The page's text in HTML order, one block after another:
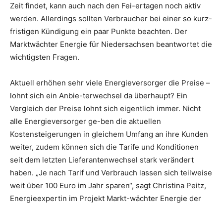
Zeit findet, kann auch nach den Fei-ertagen noch aktiv
werden. Allerdings sollten Verbraucher bei einer so kurz-
fristigen Kündigung ein paar Punkte beachten. Der
Marktwächter Energie für Niedersachsen beantwortet die
wichtigsten Fragen.
Aktuell erhöhen sehr viele Energieversorger die Preise –
lohnt sich ein Anbie-terwechsel da überhaupt? Ein
Vergleich der Preise lohnt sich eigentlich immer. Nicht
alle Energieversorger ge-ben die aktuellen
Kostensteigerungen in gleichem Umfang an ihre Kunden
weiter, zudem können sich die Tarife und Konditionen
seit dem letzten Lieferantenwechsel stark verändert
haben. „Je nach Tarif und Verbrauch lassen sich teilweise
weit über 100 Euro im Jahr sparen“, sagt Christina Peitz,
Energieexpertin im Projekt Markt-wächter Energie der